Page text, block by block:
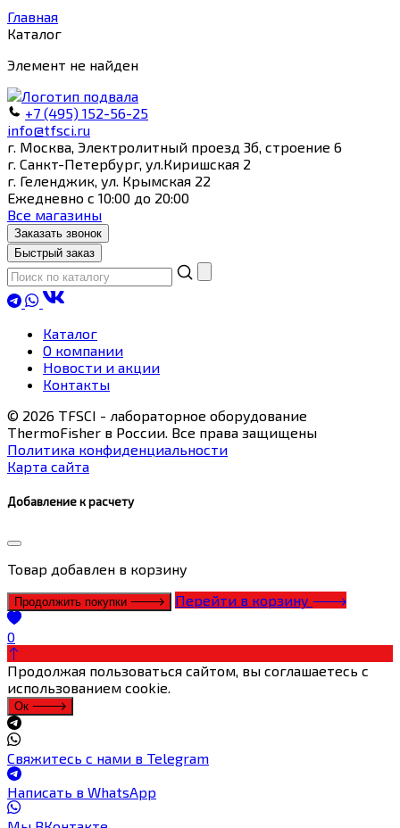
Главная
Каталог
Элемент не найден
+7 (495) 152-56-25
info@tfsci.ru
г. Москва, Электролитный проезд 3б, строение 6
г. Санкт-Петербург, ул.Киришская 2
г. Геленджик, ул. Крымская 22
Ежедневно с 10:00 до 20:00
Все магазины
Заказать звонок
Быстрый заказ
Каталог
О компании
Новости и акции
Контакты
© 2026 TFSCI - лабораторное оборудование
ThermoFisher в России. Все права защищены
Политика конфиденциальности
Карта сайта
Добавление к расчету
Товар добавлен в корзину
Продолжить покупки Перейти в корзину
0
Продолжая пользоваться сайтом, вы соглашаетесь с
использованием cookie.
Ок
Свяжитесь с нами в Telegram
Написать в WhatsApp